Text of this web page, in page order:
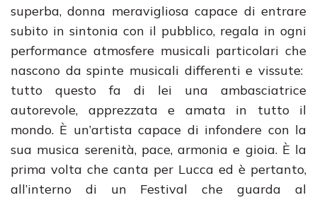
superba, donna meravigliosa capace di entrare
subito in sintonia con il pubblico, regala in ogni
performance atmosfere musicali particolari che
nascono da spinte musicali differenti e vissute:
tutto questo fa di lei una ambasciatrice
autorevole, apprezzata e amata in tutto il
mondo. È un’artista capace di infondere con la
sua musica serenità, pace, armonia e gioia. È la
prima volta che canta per Lucca ed è pertanto,
all’interno di un Festival che guarda al